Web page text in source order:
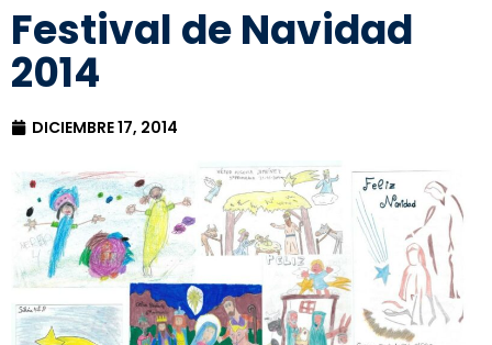
Festival de Navidad
2014
DICIEMBRE 17, 2014